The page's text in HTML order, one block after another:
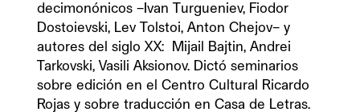
decimonónicos –Ivan Turgueniev, Fiodor
Dostoievski, Lev Tolstoi, Anton Chejov– y
autores del siglo XX:  Mijail Bajtin, Andrei
Tarkovski, Vasili Aksionov. Dictó seminarios
sobre edición en el Centro Cultural Ricardo
Rojas y sobre traducción en Casa de Letras.